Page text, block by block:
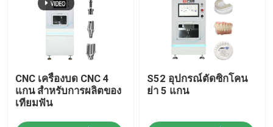
CNC เครื่องบด CNC 4
แกน สําหรับการผลิตของ
เทียมฟัน
S52 อุปกรณ์ตัดซิกโคน
ย่า 5 แกน